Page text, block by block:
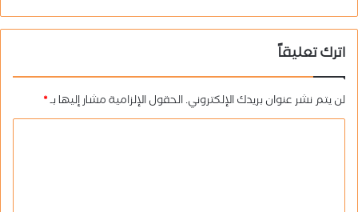
اترك تعليقاً
لن يتم نشر عنوان بريدك الإلكتروني.الحقول الإلزامية مشار إليها بـ*